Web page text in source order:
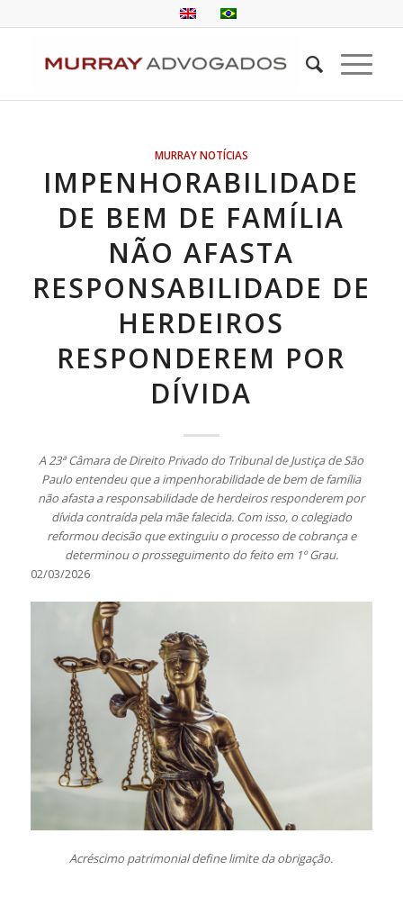
MURRAY NOTÍCIAS
IMPENHORABILIDADE
DE BEM DE FAMÍLIA
NÃO AFASTA
RESPONSABILIDADE DE
HERDEIROS
RESPONDEREM POR
DÍVIDA
A 23ª Câmara de Direito Privado do Tribunal de Justiça de São
Paulo entendeu que a impenhorabilidade de bem de família
não afasta a responsabilidade de herdeiros responderem por
dívida contraída pela mãe falecida. Com isso, o colegiado
reformou decisão que extinguiu o processo de cobrança e
determinou o prosseguimento do feito em 1º Grau.
02/03/2026
Acréscimo patrimonial define limite da obrigação.